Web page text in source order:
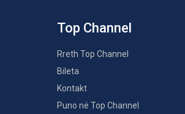
Top Channel
Rreth Top Channel
Bileta
Kontakt
Puno në Top Channel